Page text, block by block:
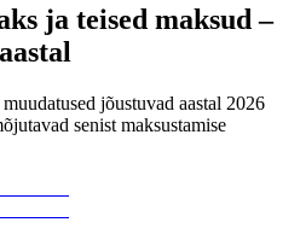
ja teised maksud –
jõustuvad aastal 2026
senist maksustamise